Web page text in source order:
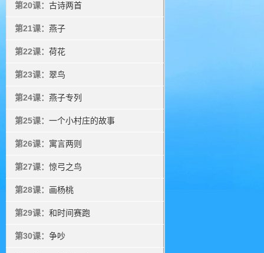
第20课： 古诗两首
第21课： 燕子
第22课： 荷花
第23课： 翠鸟
第24课： 燕子专列
第25课： 一个小村庄的故事
第26课： 寓言两则
第27课： 惊弓之鸟
第28课： 画杨桃
第29课： 和时间赛跑
第30课： 争吵